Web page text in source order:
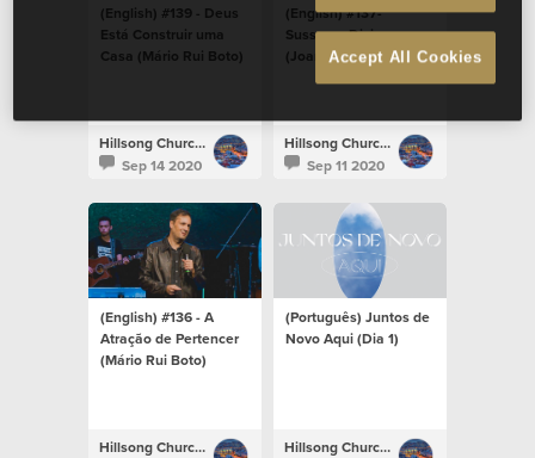
(English) #139 - Deus
Está Construir uma
Casa (Mário Rui Boto)
Hillsong Church Portugal
Sep 14 2020
(English) #137-
Sussuros Divinos
(Joana Cabral)
Hillsong Church Portugal
Sep 11 2020
(English) #136 - A
Atração de Pertencer
(Mário Rui Boto)
Hillsong Church Portugal
(Português) Juntos de
Novo Aqui (Dia 1)
Hillsong Church Portugal
Accept All Cookies